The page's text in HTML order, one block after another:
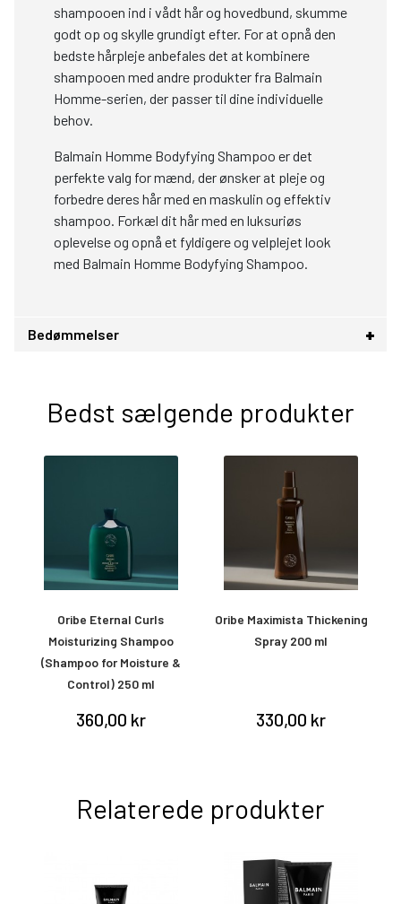
shampooen ind i vådt hår og hovedbund, skumme
godt op og skylle grundigt efter. For at opnå den
bedste hårpleje anbefales det at kombinere
shampooen med andre produkter fra Balmain
Homme-serien, der passer til dine individuelle
behov.
Balmain Homme Bodyfying Shampoo er det
perfekte valg for mænd, der ønsker at pleje og
forbedre deres hår med en maskulin og effektiv
shampoo. Forkæl dit hår med en luksuriøs
oplevelse og opnå et fyldigere og velplejet look
med Balmain Homme Bodyfying Shampoo.
Bedømmelser
Bedst sælgende produkter
Oribe Eternal Curls
Moisturizing Shampoo
(Shampoo for Moisture &
Control) 250 ml
360,00 kr
Oribe Maximista Thickening
Spray 200 ml
330,00 kr
Relaterede produkter